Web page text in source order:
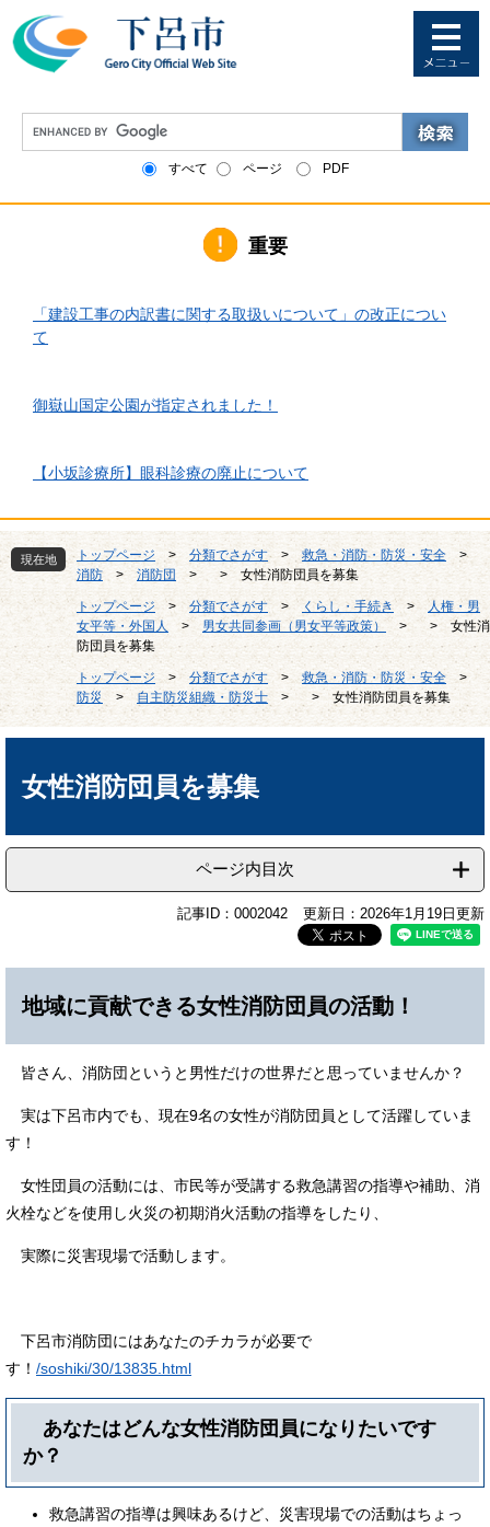
ー
ニ
l
検
すべて ページ PDF
重要
「建設工事の内訳書に関する取扱いについて」の改正につい
て
御嶽山国定公園が指定されました！
【小坂診療所】眼科診療の廃止について
現在地 トップページ > 分類でさがす > 救急・消防・防災・安全
>
消防
> 消防団 > > 女性消防団員を募集
トップページ > 分類でさがす > くらし・手続き >
人権・男
女平等・外国人
> 男女共同参画（男女平等政策） > >
女性消
防団員を募集
トップページ > 分類でさがす > 救急・消防・防災・安全
>
防災
> 自主防災組織・防災士 > > 女性消防団員を募集
本
女性消防団員を募集
ページ内目次
記事ID：0002042 更新日：2026年1月19日更新
地域に貢献できる女性消防団員の活動！
皆さん、消防団というと男性だけの世界だと思っていませんか？
実は下呂市内でも、現在9名の女性が消防団員として活躍していま
す！
女性団員の活動には、市民等が受講する救急講習の指導や補助、消
火栓などを使用し火災の初期消火活動の指導をしたり、
実際に災害現場で活動します。
下呂市消防団にはあなたのチカラが必要で
す！ /soshiki/30/13835.html
あなたはどんな女性消防団員になりたいです
か？
救急講習の指導は興味あるけど、災害現場での活動はちょっ